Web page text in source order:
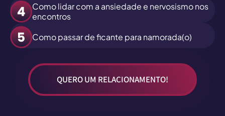
Como lidar com a ansiedade e nervosismo nos
encontros
Como passar de ficante para namorada(o)
QUERO UM RELACIONAMENTO!